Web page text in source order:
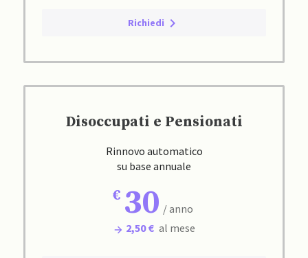
Richiedi
Disoccupati e Pensionati
Rinnovo automatico
su base annuale
30 / anno
2,50 € al mese